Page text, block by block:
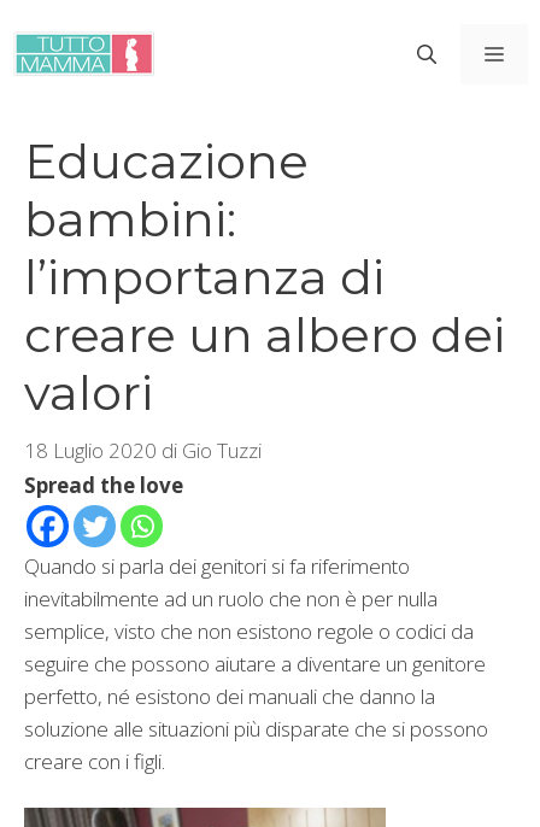
contenuto
Educazione
bambini:
l’importanza di
creare un albero dei
valori
18 Luglio 2020 di Gio Tuzzi
Spread the love
Quando si parla dei genitori si fa riferimento
inevitabilmente ad un ruolo che non è per nulla
semplice, visto che non esistono regole o codici da
seguire che possono aiutare a diventare un genitore
perfetto, né esistono dei manuali che danno la
soluzione alle situazioni più disparate che si possono
creare con i figli.